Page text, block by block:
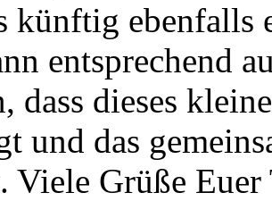
künftig ebenfalls
entsprechend
dass dieses
und das
Viele Grüße Euer